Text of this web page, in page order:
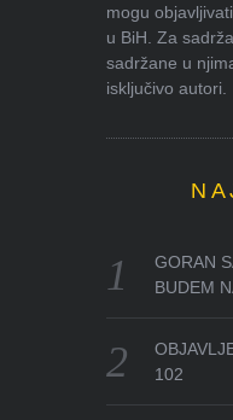
mogu
u BiH. Za
sadržane u
isključivo autori.
GORAN
BUDEM
102